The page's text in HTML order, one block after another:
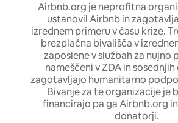
Airbnb.org je neprofitna
ustanovil Airbnb in
izrednem primeru v času krize.
brezplačna bivališča v
zaposlene v službah za nujno
nameščeni v ZDA in
zagotavljajo humanitarno
Bivanje za te organizacije je
financirajo pa ga Airbnb.org
donatorji.